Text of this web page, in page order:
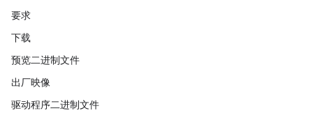
要求
下载
预览二进制文件
出厂映像
驱动程序二进制文件